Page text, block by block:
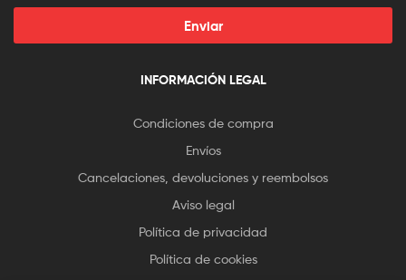
Enviar
INFORMACIÓN LEGAL
Condiciones de compra
Envíos
Cancelaciones, devoluciones y reembolsos
Aviso legal
Política de privacidad
Política de cookies